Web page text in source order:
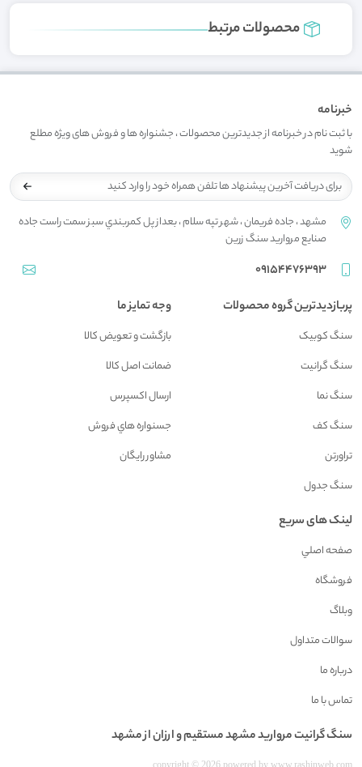
محصولات مرتبط
خبرنامه
با ثبت نام در خبرنامه از جدیدترین محصولات ، جشنواره ها و فروش های ویژه مطلع
شوید
مشهد ، جاده فريمان ، شهر تپه سلام ، بعداز پل کمربندي سبز سمت راست جاده
صنايع مرواريد سنگ زرين
09154476393
پربازدیدترین گروه محصولات
سنگ کوبیک
سنگ گرانیت
سنگ نما
سنگ کف
تراورتن
سنگ جدول
وجه تمایز ما
بازگشت و تعويض کالا
ضمانت اصل کالا
ارسال اکسپرس
جسنواره هاي فروش
مشاور رايگان
لینک های سریع
صفحه اصلي
فروشگاه
وبلاگ
سوالات متداول
درباره ما
تماس با ما
سنگ گرانيت مرواريد مشهد مستقیم و ارزان از مشهد
copyright © 2026 powered by www.rashinweb.com